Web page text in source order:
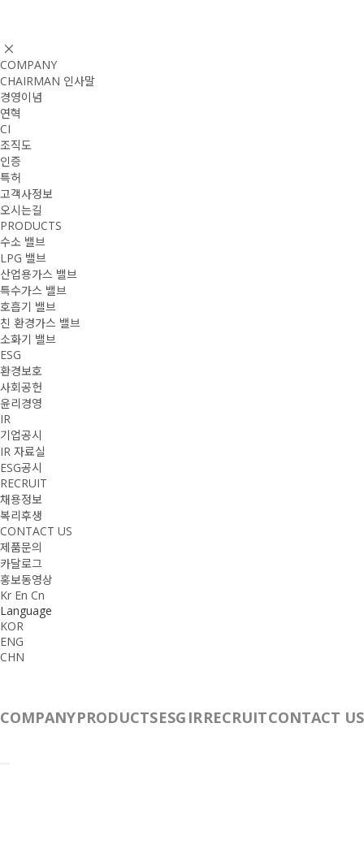
COMPANY
CHAIRMAN 인사말
경영이념
연혁
CI
조직도
인증
특허
고객사정보
오시는길
PRODUCTS
수소 밸브
LPG 밸브
산업용가스 밸브
특수가스 밸브
호흡기 밸브
친 환경가스 밸브
소화기 밸브
ESG
환경보호
사회공헌
윤리경영
IR
기업공시
IR 자료실
ESG공시
RECRUIT
채용정보
복리후생
CONTACT US
제품문의
카달로그
홍보동영상
Kr En Cn
Language
KOR
ENG
CHN
COMPANYPRODUCTSESG IRRECRUITCONTACT US